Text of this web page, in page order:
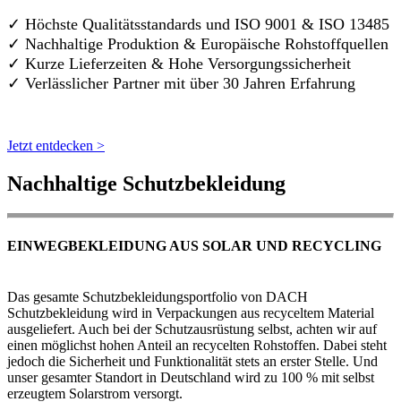
✓ Höchste Qualitätsstandards und ISO 9001 & ISO 13485
✓ Nachhaltige Produktion & Europäische Rohstoffquellen
✓ Kurze Lieferzeiten & Hohe Versorgungssicherheit
✓ Verlässlicher Partner mit über 30 Jahren Erfahrung
Jetzt entdecken >
Nachhaltige Schutzbekleidung
EINWEGBEKLEIDUNG AUS SOLAR UND RECYCLING
Das gesamte Schutzbekleidungsportfolio von DACH
Schutzbekleidung wird in Verpackungen aus recyceltem Material
ausgeliefert. Auch bei der Schutzausrüstung selbst, achten wir auf
einen möglichst hohen Anteil an recycelten Rohstoffen. Dabei steht
jedoch die Sicherheit und Funktionalität stets an erster Stelle. Und
unser gesamter Standort in Deutschland wird zu 100 % mit selbst
erzeugtem Solarstrom versorgt.